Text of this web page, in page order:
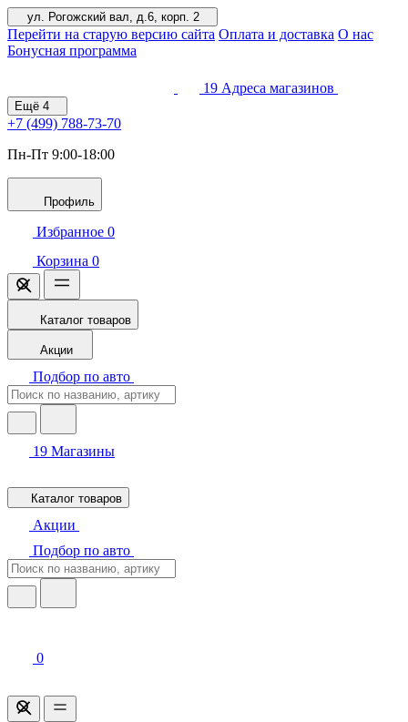
ул. Рогожский вал, д.6, корп. 2
Перейти на старую версию сайта Оплата и доставка О нас
Бонусная программа
19 Адреса магазинов
Ещё 4
+7 (499) 788-73-70
Пн-Пт 9:00-18:00
Профиль
Избранное 0
Корзина 0
Каталог товаров
Акции
Подбор по авто
19 Магазины
Каталог товаров
Акции
Подбор по авто
0